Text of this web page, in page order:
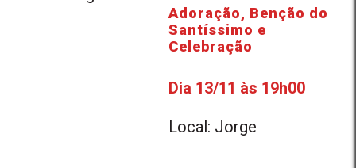
Adoração, Benção do
Santíssimo e
Celebração
Dia 13/11 às 19h00
Local: Jorge